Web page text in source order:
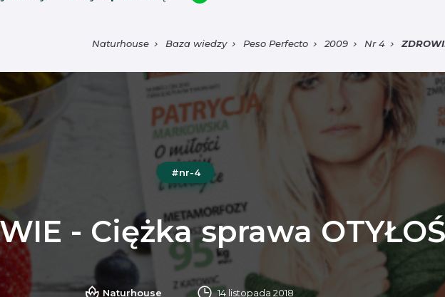
Naturhouse Baza wiedzy Peso Perfecto 2009 Nr 4
#nr-4
- Ciężka sprawa
Naturhouse 14 listopada 2018